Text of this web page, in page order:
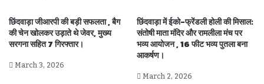
छिंदवाड़ा जीआरपी की बड़ी सफलता , बैग
की चेन खोलकर उड़ाते थे जेवर, मुख्य
सरगना सहित 7 गिरफ्तार।
March 3, 2026
छिंदवाड़ा में ईको-फ्रेंडली होली की मिसाल:
संतोषी माता मंदिर और रामलीला मंच पर
भव्य आयोजन , 16 फीट भव्य पुतला बना
आकर्षण।
March 2, 2026